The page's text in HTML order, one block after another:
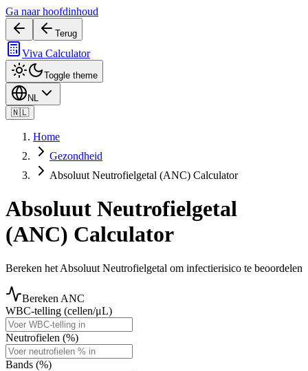
Ga naar hoofdinhoud
Terug
Viva Calculator
Toggle theme
NL
🇳🇱
Home
Gezondheid
Absoluut Neutrofielgetal (ANC) Calculator
Absoluut Neutrofielgetal
(ANC) Calculator
Bereken het Absoluut Neutrofielgetal om infectierisico te beoordelen
Bereken ANC
WBC-telling (cellen/μL)
Neutrofielen (%)
Bands (%)